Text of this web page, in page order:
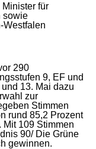
für
sowie
Westfalen
290
9, EF und
13. Mai dazu
zur
Stimmen
rund 85,2 Prozent
109 Stimmen
90/ Die Grüne
gewinnen.